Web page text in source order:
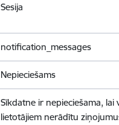
Sesija
notification_messages
Nepieciešams
Sīkdatne ir nepieciešama, lai
lietotājiem nerādītu